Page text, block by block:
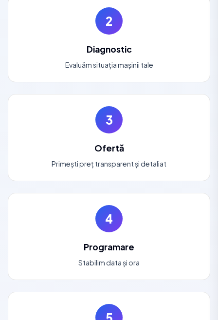
2
Diagnostic
Evaluăm situația mașinii tale
3
Ofertă
Primești preț transparent și detaliat
4
Programare
Stabilim data și ora